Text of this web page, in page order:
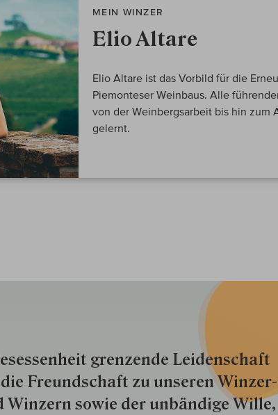
MEIN WINZER
Elio Altare
Elio Altare ist das Vorbild für die
Piemonteser Weinbaus. Alle
von der Weinbergsarbeit bis hin zum
gelernt.
gren­zende Lei­den­schaft
Freund­schaft zu unseren Win­zer­
Win­zern so­wie der un­bän­dige Wille,